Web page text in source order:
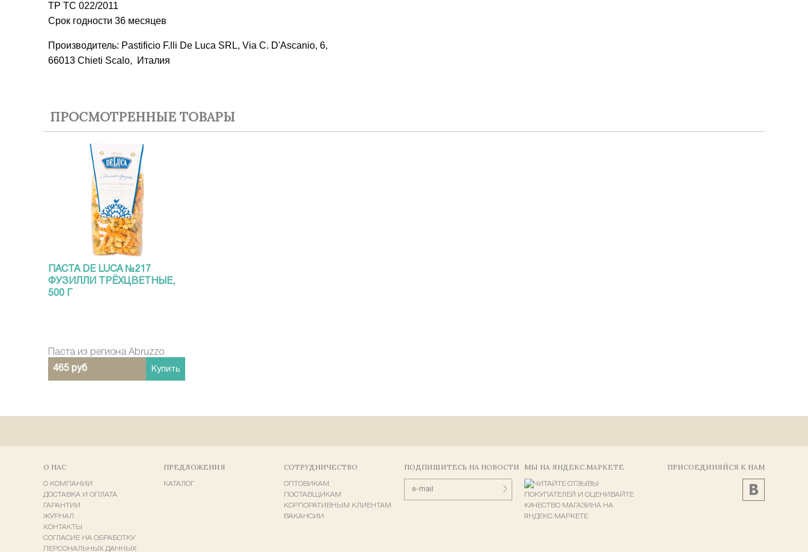
ТР ТС 022/2011
Срок годности 36 месяцев
Производитель: Pastificio F.lli De Luca SRL, Via C. D'Ascanio, 6,
66013 Chieti Scalo, Италия
ПРОСМОТРЕННЫЕ ТОВАРЫ
ПАСТА DE LUCA №217
ФУЗИЛЛИ ТРЁХЦВЕТНЫЕ,
500 Г
Паста из региона Abruzzo
465 руб
Купить
О НАС
О КОМПАНИИ
ДОСТАВКА И ОПЛАТА
ГАРАНТИИ
ЖУРНАЛ
КОНТАКТЫ
СОГЛАСИЕ НА ОБРАБОТКУ
ПЕРСОНАЛЬНЫХ ДАННЫХ
ПРЕДЛОЖЕНИЯ
КАТАЛОГ
СОТРУДНИЧЕСТВО
ОПТОВИКАМ
ПОСТАВЩИКАМ
КОРПОРАТИВНЫМ КЛИЕНТАМ
ВАКАНСИИ
ПОДПИШИТЕСЬ НА НОВОСТИ МЫ НА ЯНДЕКС.МАРКЕТЕ ПРИСОЕДИНЯЙСЯ К НАМ